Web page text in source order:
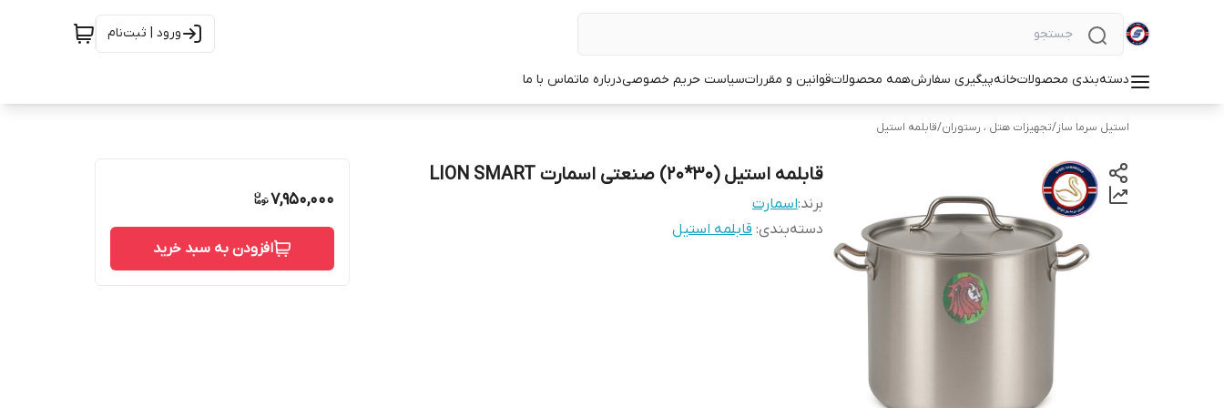
ورود | ثبت‌نام
دسته‌بندی محصولاتخانهپیگیری سفارشهمه محصولاتقوانین و مقرراتسیاست حریم خصوصیدرباره ماتماس با ما
استیل سرما ساز/تجهیزات هتل ، رستوران/قابلمه استیل
قابلمه استیل (30*20) صنعتی اسمارت LION SMART
برند:اسمارت
دسته‌بندی: قابلمه استیل
7,950,000
افزودن به سبد خرید